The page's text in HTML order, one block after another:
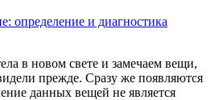
определение и диагностика
в новом свете и замечаем вещи,
прежде. Сразу же появляются
данных вещей не является